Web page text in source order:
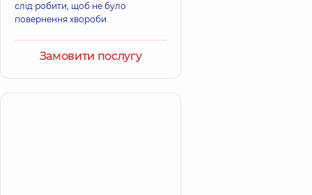
слід робити, щоб не було
повернення хвороби
Замовити послугу